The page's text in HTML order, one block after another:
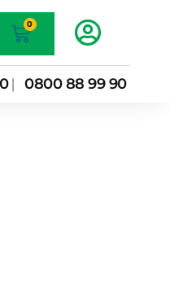
0
Warenkorb
| 0800 88 99 90